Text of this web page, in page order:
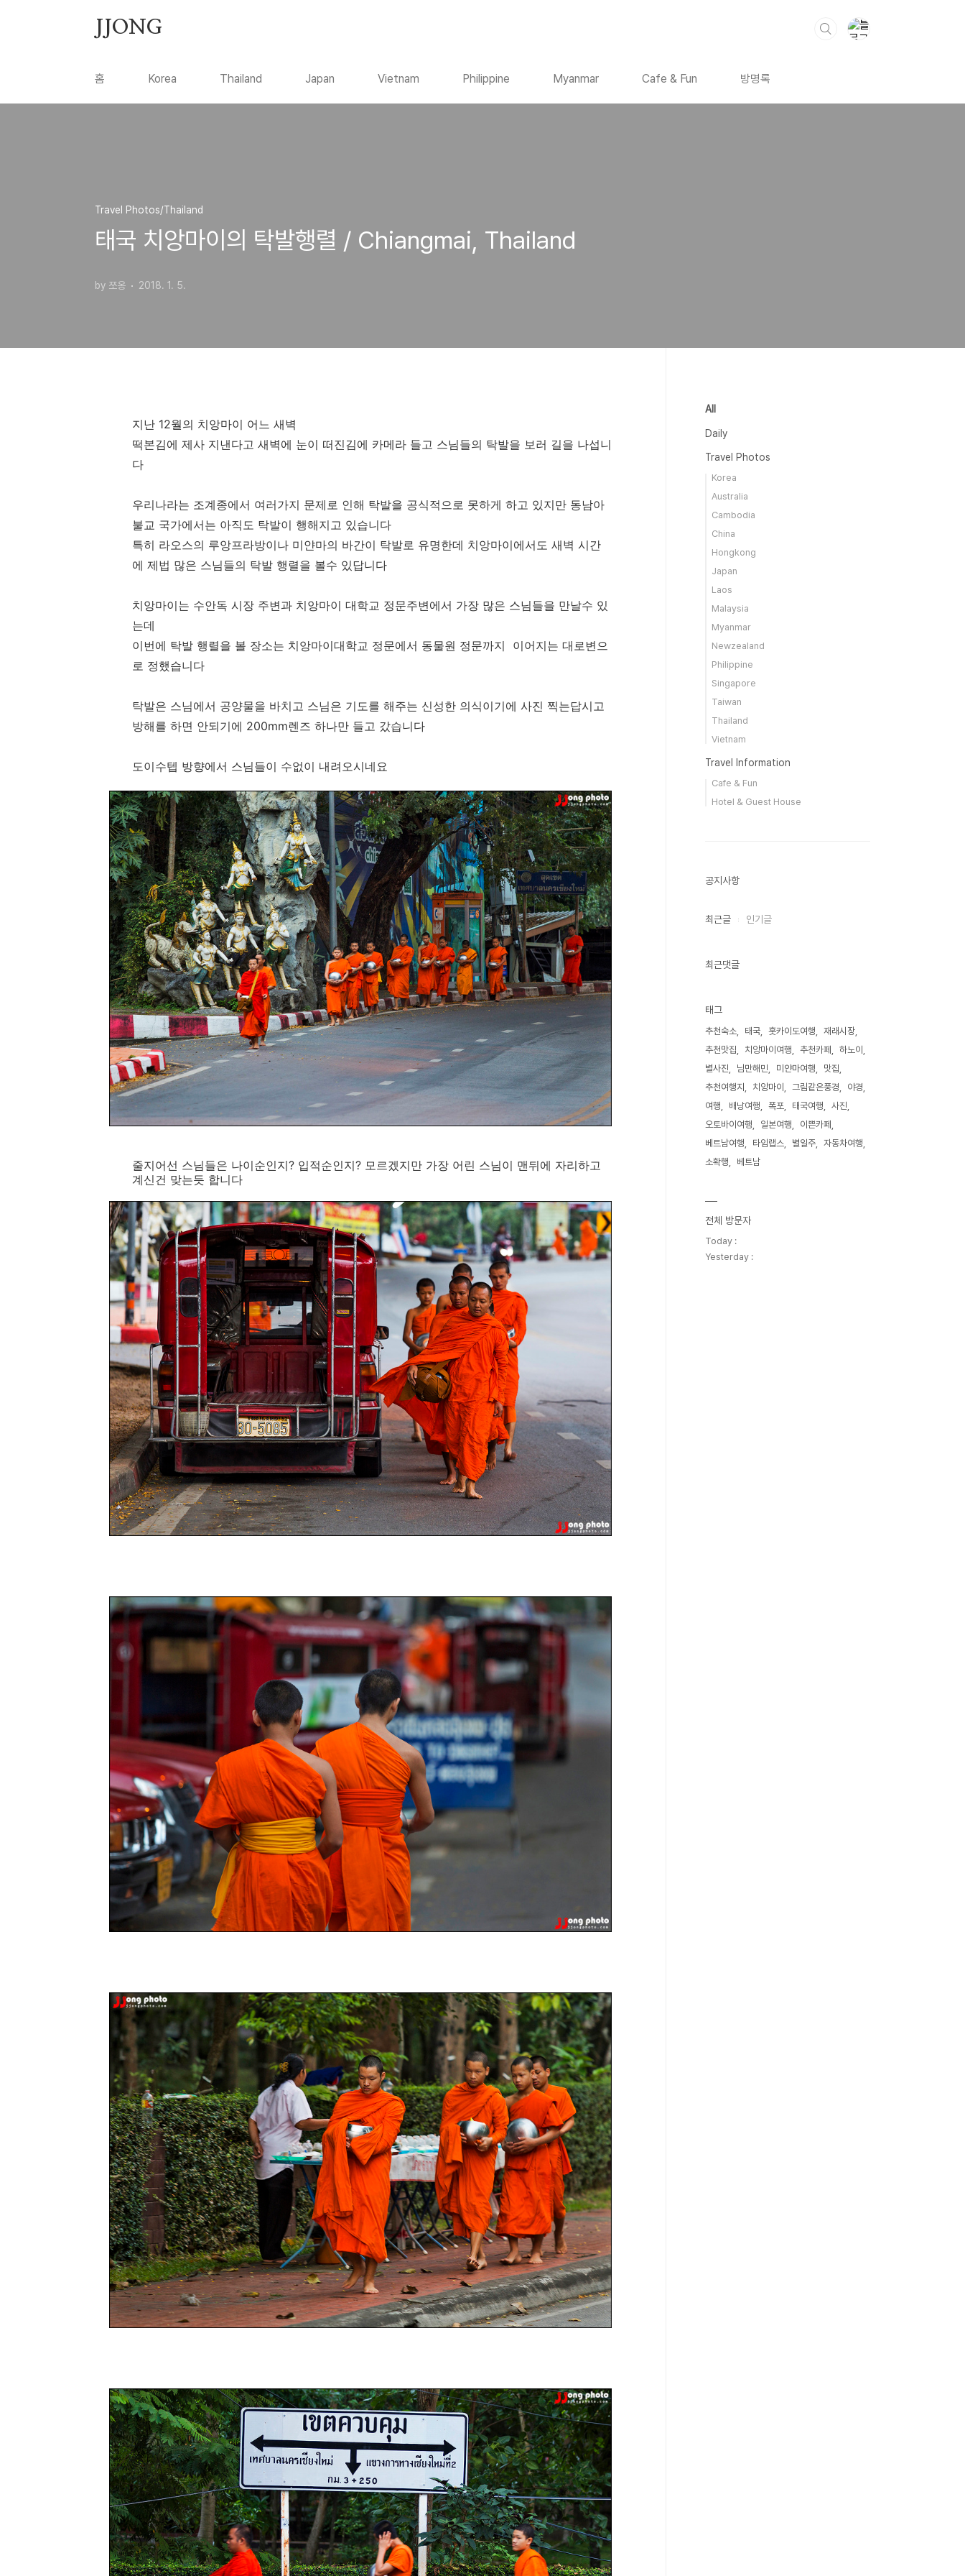
JJONG
홈 Korea Thailand Japan Vietnam Philippine Myanmar Cafe & Fun 방명록
Travel Photos/Thailand
태국 치앙마이의 탁발행렬 / Chiangmai, Thailand
by 쪼옹 2018. 1. 5.
지난 12월의 치앙마이 어느 새벽
떡본김에 제사 지낸다고 새벽에 눈이 떠진김에 카메라 들고 스님들의 탁발을 보러 길을 나섭니
다
우리나라는 조계종에서 여러가지 문제로 인해 탁발을 공식적으로 못하게 하고 있지만 동남아
불교 국가에서는 아직도 탁발이 행해지고 있습니다
특히 라오스의 루앙프라방이나 미얀마의 바간이 탁발로 유명한데 치앙마이에서도 새벽 시간
에 제법 많은 스님들의 탁발 행렬을 볼수 있답니다
치앙마이는 수안독 시장 주변과 치앙마이 대학교 정문주변에서 가장 많은 스님들을 만날수 있
는데
이번에 탁발 행렬을 볼 장소는 치앙마이대학교 정문에서 동물원 정문까지 이어지는 대로변으
로 정했습니다
탁발은 스님에서 공양물을 바치고 스님은 기도를 해주는 신성한 의식이기에 사진 찍는답시고
방해를 하면 안되기에 200mm렌즈 하나만 들고 갔습니다
도이수텝 방향에서 스님들이 수없이 내려오시네요
줄지어선 스님들은 나이순인지? 입적순인지? 모르겠지만 가장 어린 스님이 맨뒤에 자리하고
계신건 맞는듯 합니다
All
Daily
Travel Photos
Korea
Australia
Cambodia
China
Hongkong
Japan
Laos
Malaysia
Myanmar
Newzealand
Philippine
Singapore
Taiwan
Thailand
Vietnam
Travel Information
Cafe & Fun
Hotel & Guest House
공지사항
최근글 인기글
최근댓글
태그
추천숙소 태국 홋카이도여행
재래시장
추천맛집
치앙마이여행 추천카페
하노이
별사진
님만해민 미얀마여행
맛집
추천여행지
치앙마이 그림같은풍경
야경
여행
배낭여행 폭포 태국여행
사진
오토바이여행
일본여행
이쁜카페
베트남여행
타임랩스 별일주
자동차여행
소확행
베트남
전체 방문자
Today :
Yesterday :